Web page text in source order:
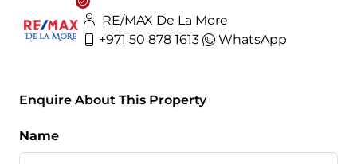
RE/MAX De La More
+971 50 878 1613
WhatsApp
Enquire About This Property
Name